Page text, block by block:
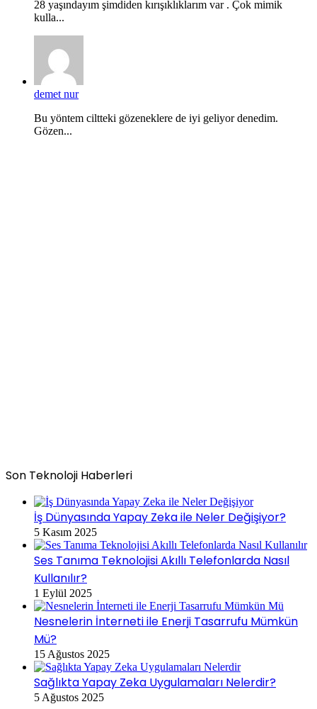
28 yaşındayım şimdiden kırışıklıklarım var . Çok mimik
kulla...
demet nur
Bu yöntem ciltteki gözeneklere de iyi geliyor denedim.
Gözen...
Son Teknoloji Haberleri
İş Dünyasında Yapay Zeka ile Neler Değişiyor?
5 Kasım 2025
Ses Tanıma Teknolojisi Akıllı Telefonlarda Nasıl
Kullanılır?
1 Eylül 2025
Nesnelerin İnterneti ile Enerji Tasarrufu Mümkün
Mü?
15 Ağustos 2025
Sağlıkta Yapay Zeka Uygulamaları Nelerdir?
5 Ağustos 2025